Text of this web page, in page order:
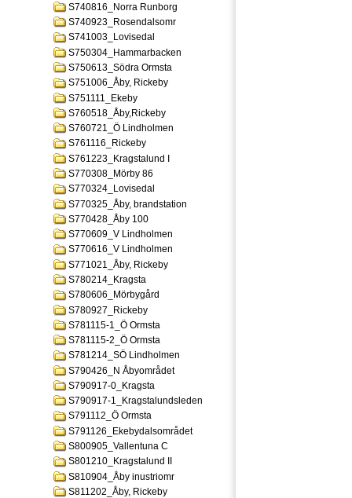
S740816_Norra Runborg
S740923_Rosendalsomr
S741003_Lovisedal
S750304_Hammarbacken
S750613_Södra Ormsta
S751006_Åby, Rickeby
S751111_Ekeby
S760518_Åby,Rickeby
S760721_Ö Lindholmen
S761116_Rickeby
S761223_Kragstalund I
S770308_Mörby 86
S770324_Lovisedal
S770325_Åby, brandstation
S770428_Åby 100
S770609_V Lindholmen
S770616_V Lindholmen
S771021_Åby, Rickeby
S780214_Kragsta
S780606_Mörbygård
S780927_Rickeby
S781115-1_Ö Ormsta
S781115-2_Ö Ormsta
S781214_SÖ Lindholmen
S790426_N Åbyområdet
S790917-0_Kragsta
S790917-1_Kragstalundsleden
S791112_Ö Ormsta
S791126_Ekebydalsområdet
S800905_Vallentuna C
S801210_Kragstalund II
S810904_Åby inustriomr
S811202_Åby, Rickeby